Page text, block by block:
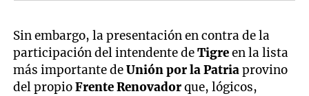
Sin embargo, la presentación en contra de la
participación del intendente deTigreen la lista
más importante deUnión por la Patriaprovino
del propioFrente Renovadorque, lógicos,